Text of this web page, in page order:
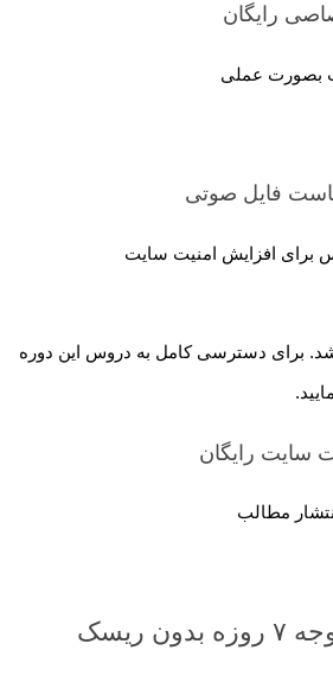
رایگان
بصورت عملی
فایل صوتی
برای افزایش امنیت سایت
برای دسترسی کامل به دروس این دوره
سایت رایگان
مطالب
ریسک